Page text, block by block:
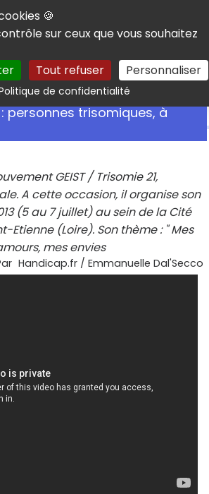
cookies
🍪
sur ceux que vous souhaitez
Tout refuser Personnaliser
de confidentialitéRechercher
personnes trisomiques, à
GEIST / Trisomie 21,
A cette occasion, il organise son
(5 au 7 juillet) au sein de la Cité
Etienne (Loire). Son thème : " Mes
mes envies
Handicap.fr / Emmanuelle Dal'Secco